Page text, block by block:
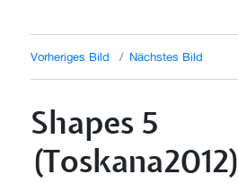
Vorheriges Bild Nächstes Bild
Shapes 5
(Toskana2012)